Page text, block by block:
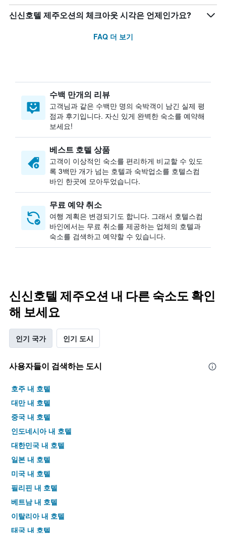
신신호텔 제주오션의 체크아웃 시각은 언제인가요?
FAQ 더 보기
수백 만개의 리뷰
고객님과 같은 수백만 명의 숙박객이 남긴 실제 평
점과 후기입니다. 자신 있게 완벽한 숙소를 예약해
보세요!
베스트 호텔 상품
고객이 이상적인 숙소를 편리하게 비교할 수 있도
록 3백만 개가 넘는 호텔과 숙박업소를 호텔스컴
바인 한곳에 모아두었습니다.
무료 예약 취소
여행 계획은 변경되기도 합니다. ​그래서 호텔스컴
바인에서는 무료 취소를 제공하는 업체의 호텔과
숙소를 검색하고 예약할 수 있습니다.
신신호텔 제주오션 내 다른 숙소도 확인
해 보세요
인기 국가 인기 도시
사용자들이 검색하는 도시
호주 내 호텔
대만 내 호텔
중국 내 호텔
인도네시아 내 호텔
대한민국 내 호텔
일본 내 호텔
미국 내 호텔
필리핀 내 호텔
베트남 내 호텔
이탈리아 내 호텔
태국 내 호텔